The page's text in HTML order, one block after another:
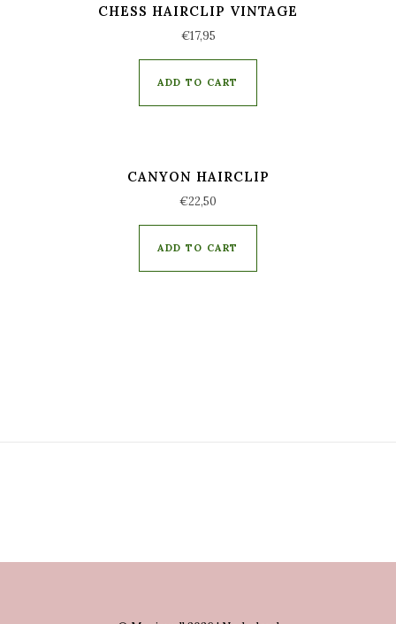
CHESS HAIRCLIP VINTAGE
€17,95
ADD TO CART
CANYON HAIRCLIP
€22,50
ADD TO CART